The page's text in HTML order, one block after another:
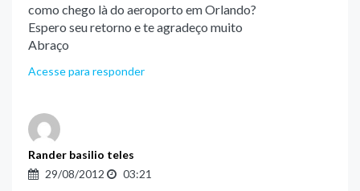
como chego là do aeroporto em Orlando?
Espero seu retorno e te agradeço muito
Abraço
Acesse para responder
Rander basilio teles
29/08/2012
03:21